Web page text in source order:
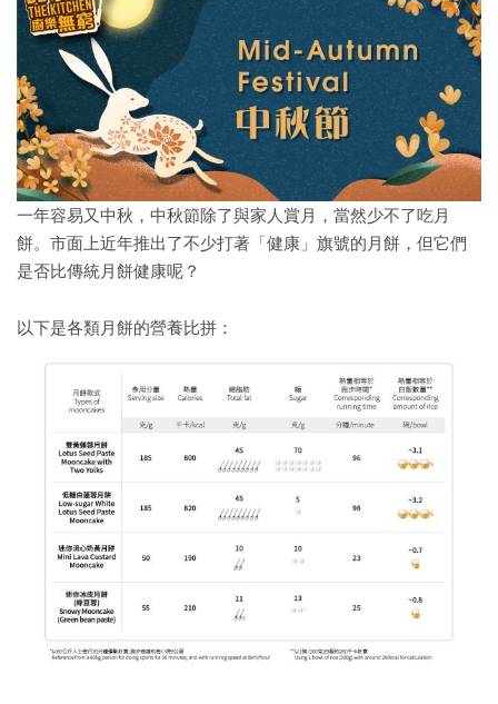
一年容易又中秋，中秋節除了與家人賞月，當然少不了吃月
餅。市面上近年推出了不少打著「健康」旗號的月餅，但它們
是否比傳統月餅健康呢？
以下是各類月餅的營養比拼：